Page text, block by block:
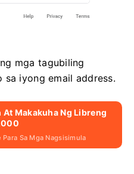
mga tagubiling
sa iyong email address.
Makakuha Ng Libreng
Sa Mga Nagsisimula